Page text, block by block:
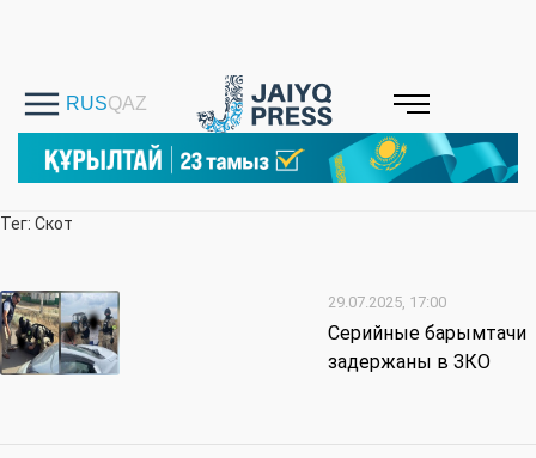
Тег: Скот
29.07.2025, 17:00
Серийные барымтачи
задержаны в ЗКО